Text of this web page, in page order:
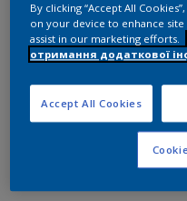
By clicking “Accept All
on your device to enhance site
assist in our marketing efforts.
отримання додаткової
Accept All Cookies